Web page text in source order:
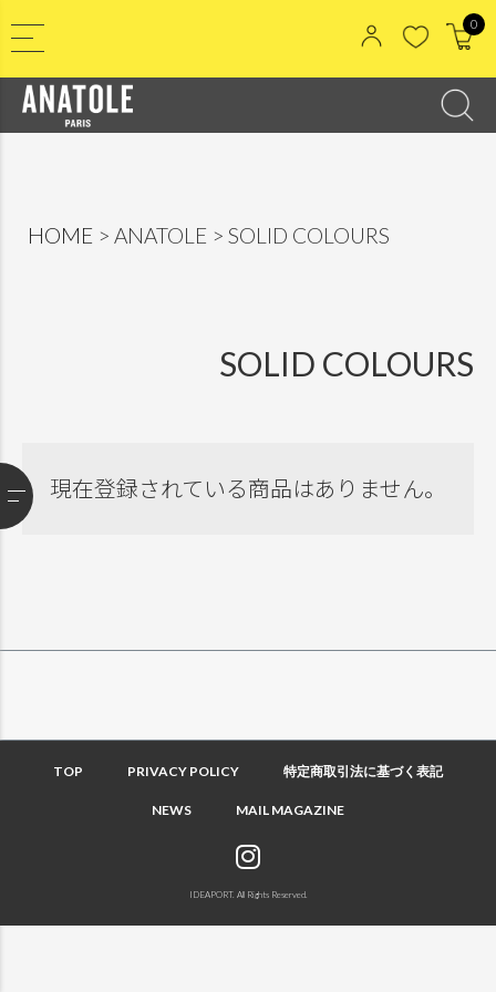
0
HOME ANATOLE SOLID COLOURS
SOLID COLOURS
現在登録されている商品はありません。
TOP PRIVACY POLICY 特定商取引法に基づく表記
NEWS MAIL MAGAZINE
IDEAPORT. All Rights Reserved.